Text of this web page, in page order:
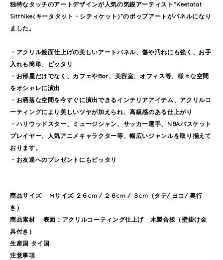
独特なタッチのアートデザインが人気の気鋭アーティスト”Keetatat
Sitthike(キータタット・シティケット)”のポップアートがパネルになり
ました。
・アクリル鏡面仕上げの美しいアートパネル、傷や汚れにも強く、お手
入れも簡単、ピッタリ
・お部屋だけでなく、カフェやBar、美容室、オフィス等、様々な空間
をオシャレに演出
・お洒落な空間を今すぐに演出できるインテリアアイテム、アクリルコ
ーティングにより美しいツヤが加えられ、高級感のある仕上がり
・ハリウッドスター、ミュージシャン、サッカー選手、NBAバスケット
プレイヤー、人気アニメキャラクター等、幅広いジャンルを取り揃えて
おります。
・お友達へのプレゼントにもピッタリ
商品サイズ Mサイズ ２６cm / ２６cm / ３cm（タテ/ ヨコ/ 奥行
き）
商品素材 表面：アクリルコーティング仕上げ 木製合板（壁掛け金
具付き）
生産国 タイ国
注意事項